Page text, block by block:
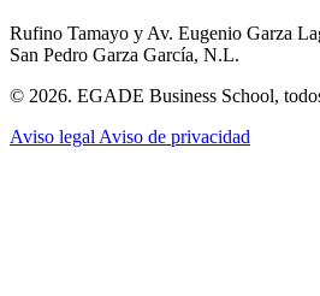
Rufino Tamayo y Av. Eugenio Garza
San Pedro Garza García, N.L.
© 2026. EGADE Business School,
Aviso legal Aviso de privacidad